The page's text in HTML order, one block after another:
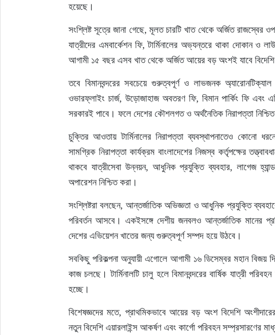
হয়েছে।
সংশ্লিষ্ট সূত্রে জানা গেছে, মূলত চারটি খাত থেকে অর্জিত
যাত্রীদের এমবার্কেশন ফি, টার্মিনালের অভ্যন্তরে থাকা দোকান ও
আগামী ১৫ বছর এসব খাত থেকে অর্জিত আয়ের বড় অংশই যাবে
তবে বিমানবন্দরের সবচেয়ে গুরুত্বপূর্ণ ও লাভজনক
ওভারফ্লাইং চার্জ, উড়োজাহাজ অবতরণ ফি, বিমান পার্কিং ফি এবং
সরকারই পাবে। ফলে দেশের কৌশলগত ও অর্থনৈতিক নিরাপত্তা নিশ্চিত
চুক্তির আওতায় টার্মিনালের নিরাপত্তা ব্যবস্থাপনাতেও কোনো
সামগ্রিক নিরাপত্তা কার্যক্রম বাংলাদেশের নিজস্ব কর্তৃপক্ষের
থাকবে যাত্রীসেবা উন্নয়ন, আধুনিক প্রযুক্তি ব্যবহার, লাগেজ
অপারেশন নিশ্চিত করা।
সংশ্লিষ্টরা বলছেন, আন্তর্জাতিক অভিজ্ঞতা ও আধুনিক প্রযুক্তি
পরিবর্তন আসবে। একইসঙ্গে দেশীয় জনবলও আন্তর্জাতিক মানের
দেশের এভিয়েশন খাতের জন্য গুরুত্বপূর্ণ সম্পদ হয়ে উঠবে।
সবকিছু পরিকল্পনা অনুযায়ী এগোলে আগামী ১৬ ডিসেম্বর মহান বিজয়
কাজ চলছে। টার্মিনালটি চালু হলে বিমানবন্দরের বার্ষিক যাত্রী
হচ্ছে।
বিশেষজ্ঞদের মতে, প্রাথমিকভাবে আয়ের বড় অংশ বিদেশি
নতুন বিদেশি এয়ারলাইন্স আকর্ষণ এবং কার্গো পরিবহন সম্প্রসারণের